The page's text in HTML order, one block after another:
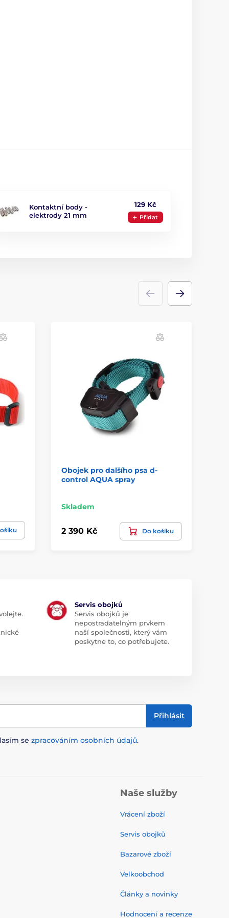
Kontaktní body -
elektrody 21 mm
129 Kč
Přidat
Obojek pro dalšího psa d-
control AQUA spray
Skladem
2 390 Kč Do košíku
Servis obojků
Servis obojků je
nepostradatelným prvkem
naší společnosti, který vám
poskytne to, co potřebujete.
Přihlásit
se zpracováním osobních údajů.
Naše služby
Vrácení zboží
Servis obojků
Bazarové zboží
Velkoobchod
Články a novinky
Hodnocení a recenze